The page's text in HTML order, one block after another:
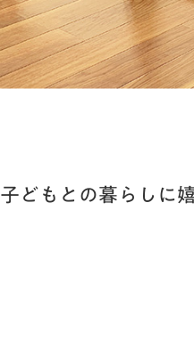
子どもとの暮らしに